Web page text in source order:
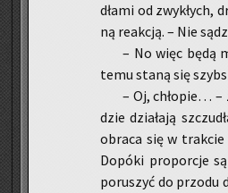
dła­mi od zwy­kłych,
ną re­ak­cją. – Nie
– No więc będą
temu staną się
– Oj, chło­pie… –
dzie dzia­ła­ją
ob­ra­ca się w
Do­pó­ki pro­por­cje
po­ru­szyć do przo­du